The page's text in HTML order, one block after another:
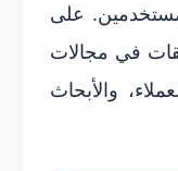
على
في مجالات
والأبحاث